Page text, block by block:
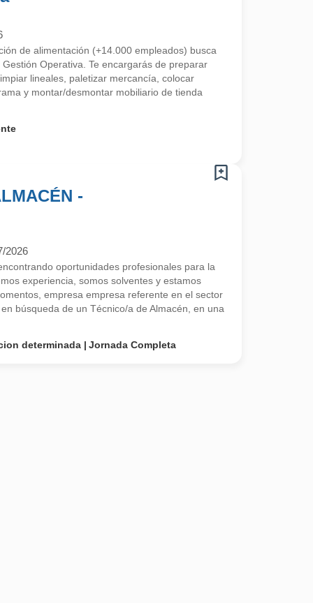
de alimentación (+14.000 empleados) busca
Operativa. Te encargarás de preparar
lineales, paletizar mercancía, colocar
y montar/desmontar mobiliario de tienda
-
2026
oportunidades profesionales para la
experiencia, somos solventes y estamos
empresa empresa referente en el sector
búsqueda de un Técnico/a de Almacén, en una
determinada Jornada Completa